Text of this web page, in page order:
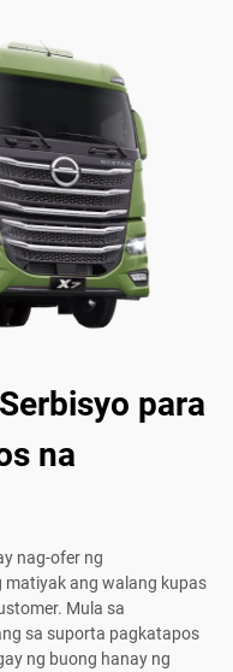
para
na
nag-ofer ng
matiyak ang walang kupas
Mula sa
sa suporta pagkatapos
ng buong hanay ng